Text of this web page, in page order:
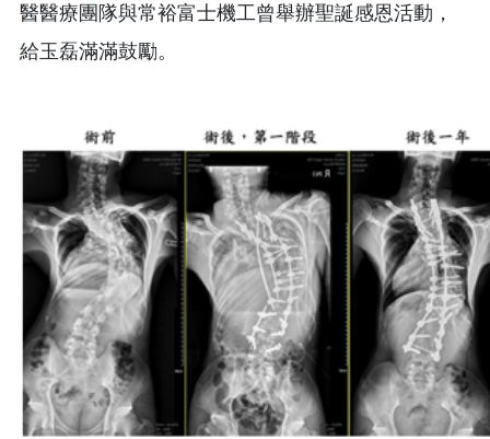
醫醫療團隊與常裕富士機工曾舉辦聖誕感恩活動，
給玉磊滿滿鼓勵。